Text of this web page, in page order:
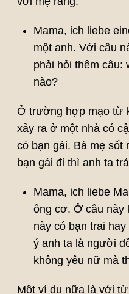
Mama, ich liebe
một anh. Với câu
phải hỏi thêm câu:
nào?
Ở trường hợp mạo từ
xảy ra ở một nhà có
có bạn gái. Bà mẹ sốt
bạn gái đi thì anh ta
Mama, ich liebe
ông cơ. Ở câu này
này có bạn trai
ý anh ta là người
không yêu nữ mà
Một ví dụ nữa là với